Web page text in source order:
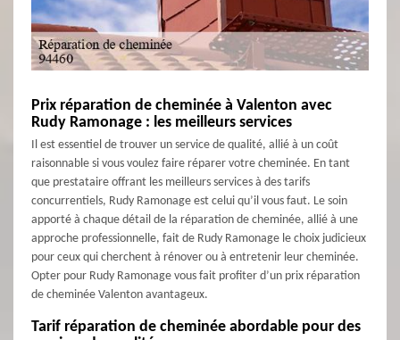
Prix réparation de cheminée à Valenton avec
Rudy Ramonage : les meilleurs services
Il est essentiel de trouver un service de qualité, allié à un coût
raisonnable si vous voulez faire réparer votre cheminée. En tant
que prestataire offrant les meilleurs services à des tarifs
concurrentiels, Rudy Ramonage est celui qu’il vous faut. Le soin
apporté à chaque détail de la réparation de cheminée, allié à une
approche professionnelle, fait de Rudy Ramonage le choix judicieux
pour ceux qui cherchent à rénover ou à entretenir leur cheminée.
Opter pour Rudy Ramonage vous fait profiter d’un prix réparation
de cheminée Valenton avantageux.
Tarif réparation de cheminée abordable pour des